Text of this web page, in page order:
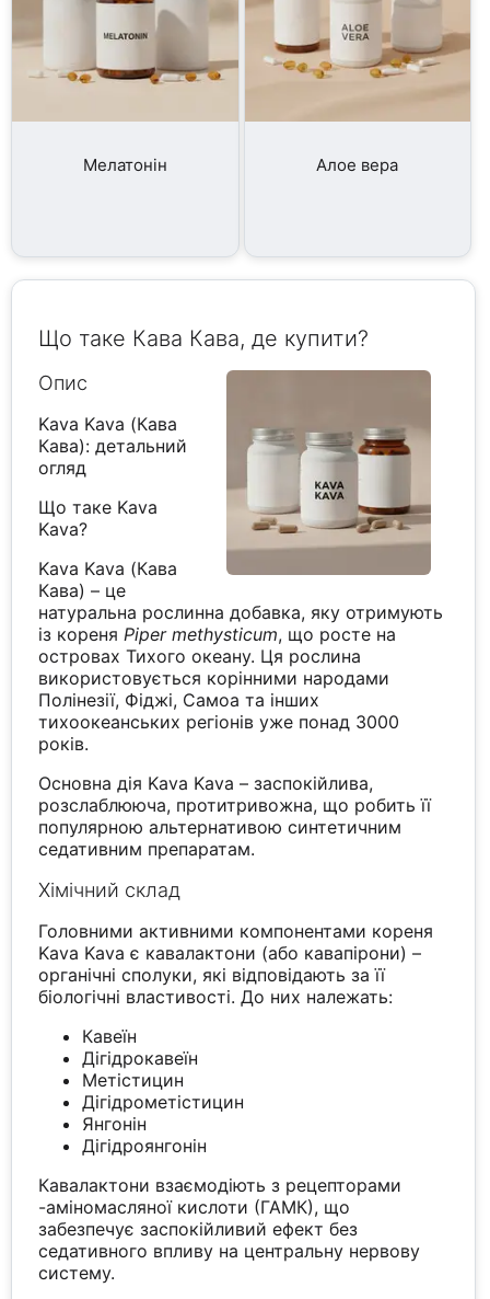
Мелатонін Алое вера
Що таке Кава Кава, де купити?
Опис
Kava Kava (Кава
Кава): детальний
огляд
Що таке Kava
Kava?
Kava Kava (Кава
Кава) – це
натуральна рослинна добавка, яку отримують
із кореня Piper methysticum, що росте на
островах Тихого океану. Ця рослина
використовується корінними народами
Полінезії, Фіджі, Самоа та інших
тихоокеанських регіонів уже понад 3000
років.
Основна дія Kava Kava – заспокійлива,
розслаблююча, протитривожна, що робить її
популярною альтернативою синтетичним
седативним препаратам.
Хімічний склад
Головними активними компонентами кореня
Kava Kava є кавалактони (або кавапірони) –
органічні сполуки, які відповідають за її
біологічні властивості. До них належать:
Кавеїн
Дігідрокавеїн
Метістицин
Дігідрометістицин
Янгонін
Дігідроянгонін
Кавалактони взаємодіють з рецепторами
-аміномасляної кислоти (ГАМК), що
забезпечує заспокійливий ефект без
седативного впливу на центральну нервову
систему.